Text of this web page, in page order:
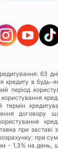
63
кредиту в будь-
період
термін
договору
при
при
- 1,3% на день,